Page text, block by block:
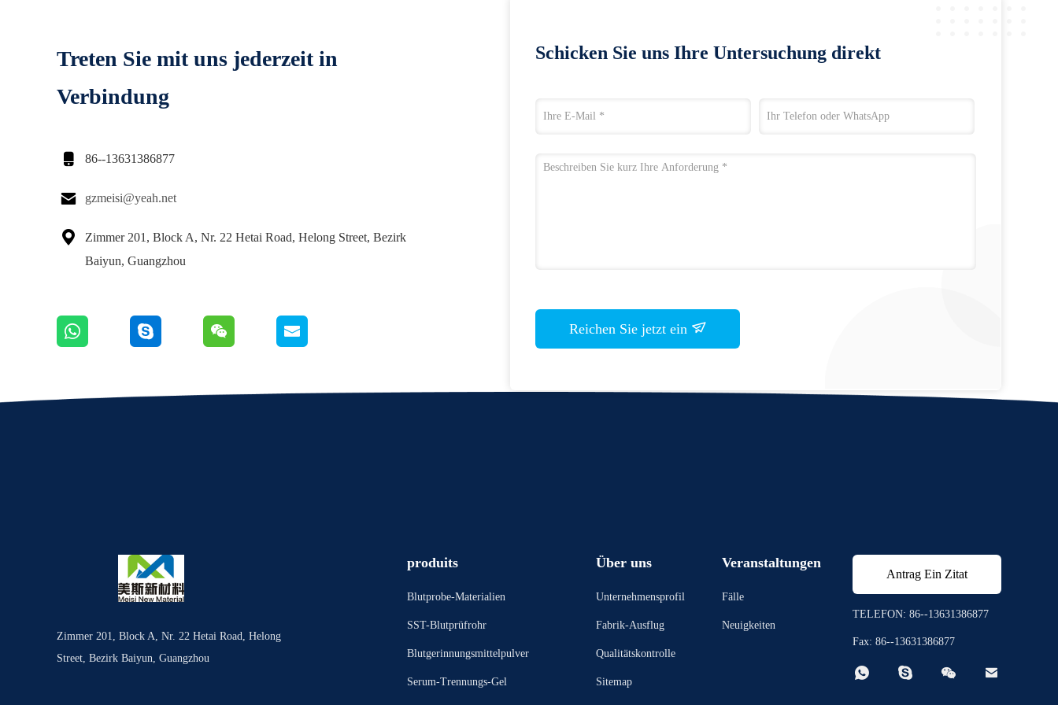
Treten Sie mit uns jederzeit in
Verbindung
 86--13631386877
 gzmeisi@yeah.net

Zimmer 201, Block A, Nr. 22 Hetai Road, Helong Street, Bezirk
Baiyun, Guangzhou
Schicken Sie uns Ihre Untersuchung direkt
Reichen Sie jetzt ein
Zimmer 201, Block A, Nr. 22 Hetai Road, Helong
Street, Bezirk Baiyun, Guangzhou
produits
Blutprobe-Materialien
SST-Blutprüfrohr
Blutgerinnungsmittelpulver
Serum-Trennungs-Gel
Über uns
Unternehmensprofil
Fabrik-Ausflug
Qualitätskontrolle
Sitemap
Veranstaltungen
Fälle
Neuigkeiten
Antrag Ein Zitat
TELEFON: 86--13631386877
Fax: 86--13631386877
   